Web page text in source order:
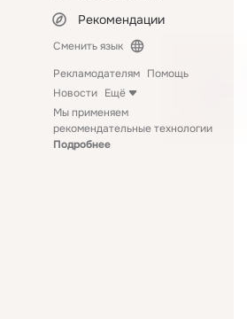
Рекомендации
Сменить язык
Рекламодателям Помощь
Новости Ещё
Мы применяем
рекомендательные технологии
Подробнее